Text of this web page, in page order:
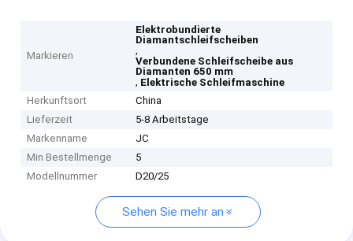
Markieren
Elektrobundierte
Diamantschleifscheiben
,
Verbundene Schleifscheibe aus
Diamanten 650 mm
, Elektrische Schleifmaschine
Herkunftsort
China
Lieferzeit
5-8 Arbeitstage
Markenname
JC
Min Bestellmenge
5
Modellnummer
D20/25
Sehen Sie mehr an